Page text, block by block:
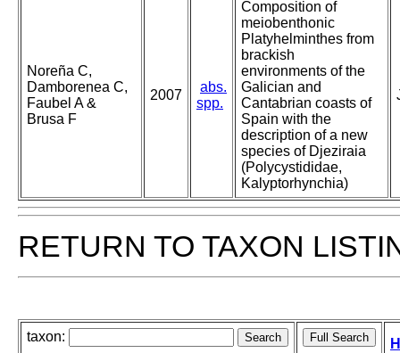
Noreña C,
Damborenea C,
Faubel A &
Brusa F
2007
abs.
spp.
Composition of
meiobenthonic
Platyhelminthes from
brackish
environments of the
Galician and
Cantabrian coasts of
Spain with the
description of a new
species of Djeziraia
(Polycystididae,
Kalyptorhynchia)
RETURN TO TAXON
taxon: